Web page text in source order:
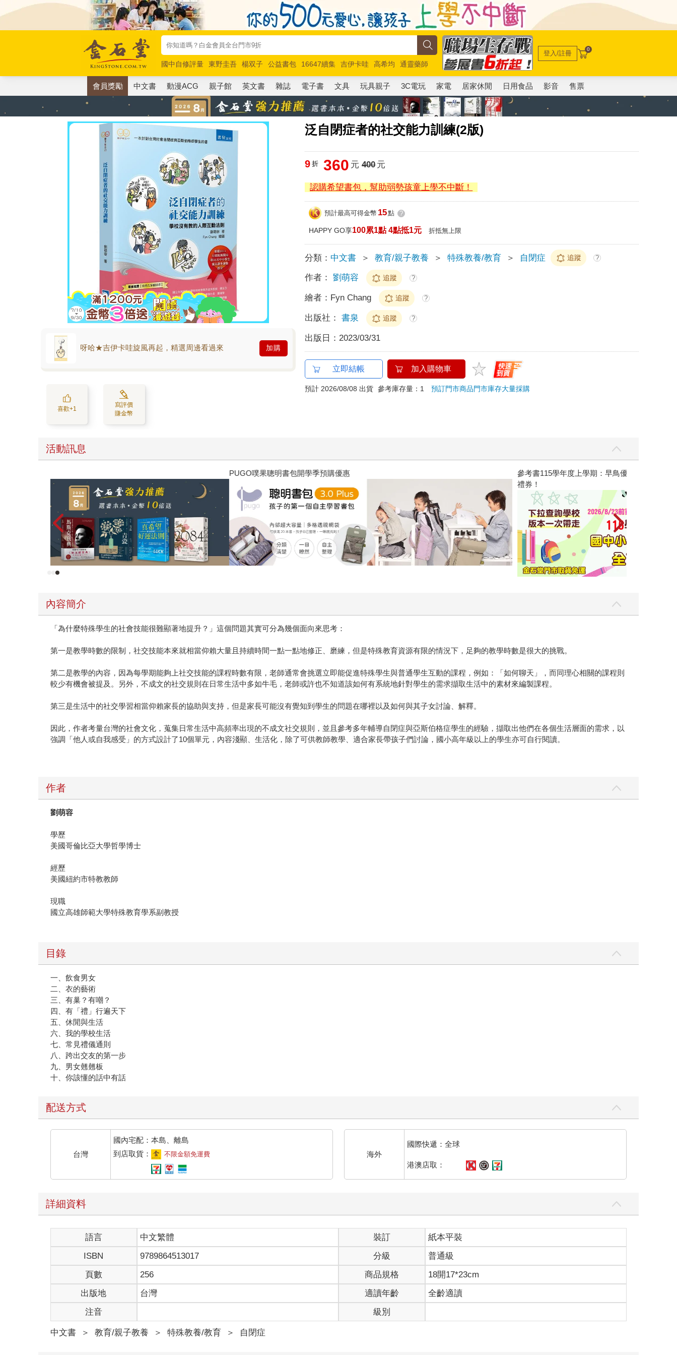
國中自修評量 東野圭吾 楊双子 公益書包 16647續集 吉伊卡哇 高希均
通靈藥師
唯紅花綻放
奧德賽 路邊攤新作 馬斯克 玩具總動員5 超慢跑
登入/註冊 0
會員獎勵 中文書 動漫ACG 親子館 英文書 雜誌 電子書 文具 玩具親子 3C電玩 家電 居家休閒 日用食品 影音 售票
泛自閉症者的社交能力訓練(2版)
呀哈★吉伊卡哇旋風再起，精選周邊看過來 加購
喜歡+1
寫評價
賺金幣
9 折 360 元 400元
認購希望書包，幫助弱勢孩童上學不中斷！
預計最高可得金幣 15點 ?
HAPPY GO享100累1點 4點抵1元 折抵無上限
分類： 中文書 ＞ 教育/親子教養 ＞ 特殊教養/教育 ＞ 自閉症 追蹤 ?
作者： 劉萌容 追蹤 ?
繪者： Fyn Chang 追蹤 ?
出版社： 書泉 追蹤 ?
出版日： 2023/03/31
立即結帳 加入購物車
預計 2026/08/08 出貨 參考庫存量：1預訂門市商品門市庫存大量採購
活動訊息
參考書115學年度上學期：早鳥優惠活動、2026/8/23前
PUGO噗果聰明書包開學季預購優惠
內容簡介
「為什麼特殊學生的社會技能很難顯著地提升？」這個問題其實可分為幾個面向來思考：
第一是教學時數的限制，社交技能本來就相當仰賴大量且持續時間一點一點地修正、磨練，但是特殊教育資源有限的情況下，足夠的教學時數是很大的挑戰。
第二是教學的內容，因為每學期能夠上社交技能的課程時數有限，老師通常會挑選立即能促進特殊學生與普通學生互動的課程，例如：「如何聊天」，而同理心相關的課程則
較少有機會被提及。另外，不成文的社交規則在日常生活中多如牛毛，老師或許也不知道該如何有系統地針對學生的需求擷取生活中的素材來編製課程。
第三是生活中的社交學習相當仰賴家長的協助與支持，但是家長可能沒有覺知到學生的問題在哪裡以及如何與其子女討論、解釋。
因此，作者考量台灣的社會文化，蒐集日常生活中高頻率出現的不成文社交規則，並且參考多年輔導自閉症與亞斯伯格症學生的經驗，擷取出他們在各個生活層面的需求，以
強調「他人或自我感受」的方式設計了10個單元，內容淺顯、生活化，除了可供教師教學、適合家長帶孩子們討論，國小高年級以上的學生亦可自行閱讀。
作者
劉萌容
學歷
美國哥倫比亞大學哲學博士
經歷
美國紐約市特教教師
現職
國立高雄師範大學特殊教育學系副教授
目錄
一、飲食男女
二、衣的藝術
三、有巢？有嘲？
四、有「禮」行遍天下
五、休閒與生活
六、我的學校生活
七、常見禮儀通則
八、跨出交友的第一步
九、男女翹翹板
十、你該懂的話中有話
配送方式
台灣
國內宅配：本島、離島
到店取貨：
不限金額免運費 海外
國際快遞：全球
港澳店取：
詳細資料
語言 中文繁體 裝訂
紙本平裝
ISBN
9789864513017 分級
普通級
頁數
256 商品規格
18開17*23cm
出版地
台灣 適讀年齡
全齡適讀
注音
級別
中文書 ＞ 教育/親子教養 ＞ 特殊教養/教育 ＞ 自閉症